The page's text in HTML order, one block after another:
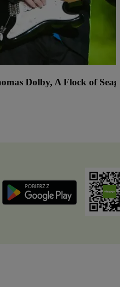
Dolby, A Flock of